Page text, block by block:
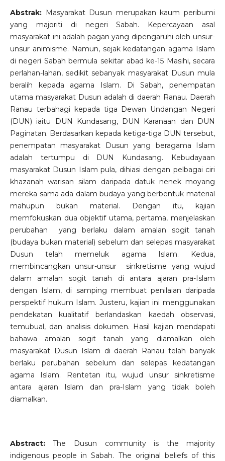
Abstrak:Masyarakat Dusun merupakan kaum peribumi
yang majoriti di negeri Sabah. Kepercayaan asal
masyarakat ini adalah pagan yang dipengaruhi oleh unsur-
unsur animisme. Namun, sejak kedatangan agama Islam
di negeri Sabah bermula sekitar abad ke-15 Masihi, secara
perlahan-lahan, sedikit sebanyak masyarakat Dusun mula
beralih kepada agama Islam. Di Sabah, penempatan
utama masyarakat Dusun adalah di daerah Ranau. Daerah
Ranau terbahagi kepada tiga Dewan Undangan Negeri
(DUN) iaitu DUN Kundasang, DUN Karanaan dan DUN
Paginatan. Berdasarkan kepada ketiga-tiga DUN tersebut,
penempatan masyarakat Dusun yang beragama Islam
adalah tertumpu di DUN Kundasang. Kebudayaan
masyarakat Dusun Islam pula, dihiasi dengan pelbagai ciri
khazanah warisan silam daripada datuk nenek moyang
mereka sama ada dalam budaya yang berbentuk material
mahupun bukan material. Dengan itu, kajian
memfokuskan dua objektif utama, pertama, menjelaskan
perubahan yang berlaku dalam amalan sogit tanah
(budaya bukan material) sebelum dan selepas masyarakat
Dusun telah memeluk agama Islam. Kedua,
membincangkan unsur-unsur sinkretisme yang wujud
dalam amalan sogit tanah di antara ajaran pra-Islam
dengan Islam, di samping membuat penilaian daripada
perspektif hukum Islam. Justeru, kajian ini menggunakan
pendekatan kualitatif berlandaskan kaedah observasi,
temubual, dan analisis dokumen. Hasil kajian mendapati
bahawa amalan sogit tanah yang diamalkan oleh
masyarakat Dusun Islam di daerah Ranau telah banyak
berlaku perubahan sebelum dan selepas kedatangan
agama Islam. Rentetan itu, wujud unsur sinkretisme
antara ajaran Islam dan pra-Islam yang tidak boleh
diamalkan.
Abstract:The Dusun community is the majority
indigenous people in Sabah. The original beliefs of this